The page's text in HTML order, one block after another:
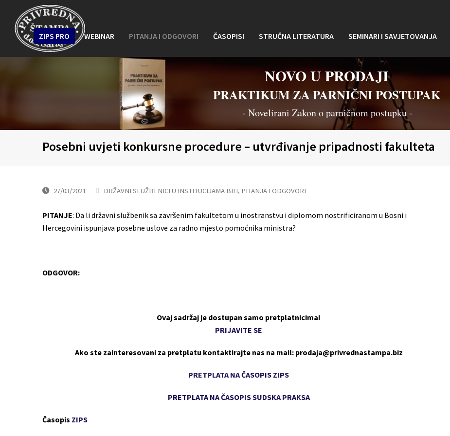
ZIPS PRO WEBINAR PITANJA I ODGOVORI ČASOPISI STRUČNA LITERATURA SEMINARI I SAVJETOVANJA
NOVO U PRODAJI
PRAKTIKUM ZA PARNIČNI POSTUPAK
- Novelirani Zakon o parničnom postupku -
Posebni uvjeti konkursne procedure – utvrđivanje pripadnosti fakulteta
27/03/2021 DRŽAVNI SLUŽBENICI U INSTITUCIJAMA BIH, PITANJA I ODGOVORI
PITANJE: Da li državni službenik sa završenim fakultetom u inostranstvu i diplomom nostrificiranom u Bosni i
Hercegovini ispunjava posebne uslove za radno mjesto pomoćnika ministra?
ODGOVOR:
Ovaj sadržaj je dostupan samo pretplatnicima!
PRIJAVITE SE
Ako ste zainteresovani za pretplatu kontaktirajte nas na mail: prodaja@privrednastampa.biz
PRETPLATA NA ČASOPIS ZIPS
PRETPLATA NA ČASOPIS SUDSKA PRAKSA
Časopis ZIPS